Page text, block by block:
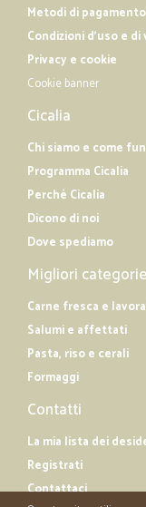
Metodi di pagamento
Condizioni d'uso e di
Privacy e cookie
Cookie banner
Cicalia
Chi siamo e come
Programma Cicalia
Perché Cicalia
Dicono di noi
Dove spediamo
Migliori categorie
Carne fresca e
Salumi e affettati
Pasta, riso e cerali
Formaggi
Contatti
La mia lista dei
Registrati
Contattaci